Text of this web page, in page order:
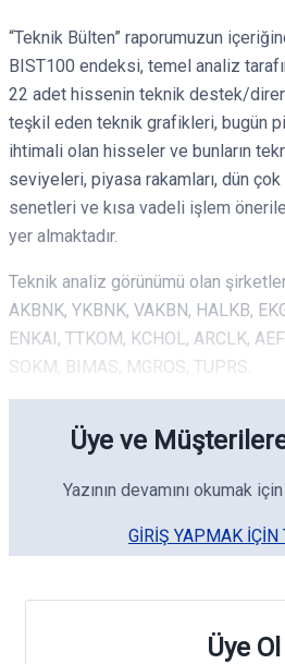
“Teknik Bülten” raporumuzun
BIST100 endeksi, temel analiz
22 adet hissenin teknik destek/
teşkil eden teknik grafikleri, bugün
ihtimali olan hisseler ve bunların
seviyeleri, piyasa rakamları, dün çok
senetleri ve kısa vadeli işlem
yer almaktadır.
Teknik analiz görünümü olan
AKBNK, YKBNK, VAKBN, HALKB,
ENKAI, TTKOM, KCHOL, ARCLK,
SOKM, BIMAS, MGROS, TUPRS.
Üye ve
Yazının devamını okumak
GIRIŞ YAPMAK IÇIN
Üye Ol